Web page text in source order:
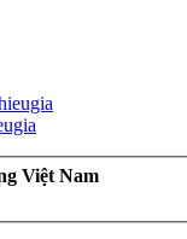
Việt Nam